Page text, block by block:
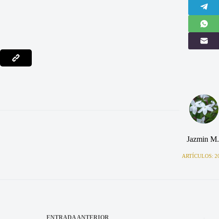
Jazmin
ARTÍCULOS:
ENTRADA ANTERIOR